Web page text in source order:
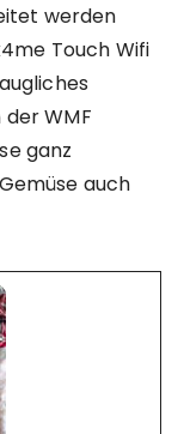
werden
Touch Wifi
WMF
ganz
auch